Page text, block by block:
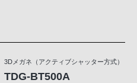
3Dメガネ（アクティブシャッター方式）
TDG-BT500A